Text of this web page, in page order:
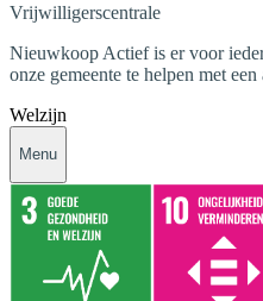
Vrijwilligerscentrale
Nieuwkoop Actief is er voor
onze gemeente te helpen met
Welzijn
Menu